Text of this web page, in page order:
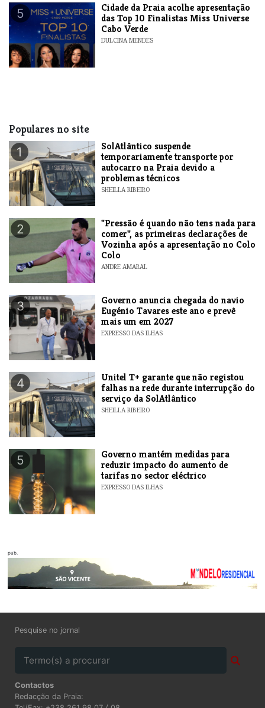
5
​Cidade da Praia acolhe apresentação
das Top 10 Finalistas Miss Universe
Cabo Verde
DULCINA MENDES
Populares no site
1
SolAtlântico suspende
temporariamente transporte por
autocarro na Praia devido a
problemas técnicos
SHEILLA RIBEIRO
2
"Pressão é quando não tens nada para
comer", as primeiras declarações de
Vozinha após a apresentação no Colo
Colo
ANDRE AMARAL
3
Governo anuncia chegada do navio
Eugénio Tavares este ano e prevê
mais um em 2027
EXPRESSO DAS ILHAS
4
Unitel T+ garante que não registou
falhas na rede durante interrupção do
serviço da SolAtlântico
SHEILLA RIBEIRO
5
Governo mantém medidas para
reduzir impacto do aumento de
tarifas no sector eléctrico
EXPRESSO DAS ILHAS
pub.
Pesquise no jornal
Contactos
Redacção da Praia: